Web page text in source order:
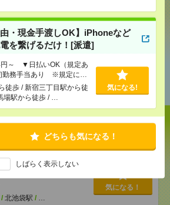
由・現金手渡しOK】iPhoneなど
を繋げるだけ！[派遣]
円～ ▼日払いOK（規定あ
務手当あり ※規定によ
徒歩 / 新宿三丁目駅から徒
場駅から徒歩 / …
気になる!
どちらも気になる！
しばらく表示しない
ツイート ブックマーク
閲覧履歴からの
すすめ
】おばあちゃんのお散歩付き添
]
時給1500円～ ■週払い
/ 北池袋駅 / …
気になる！